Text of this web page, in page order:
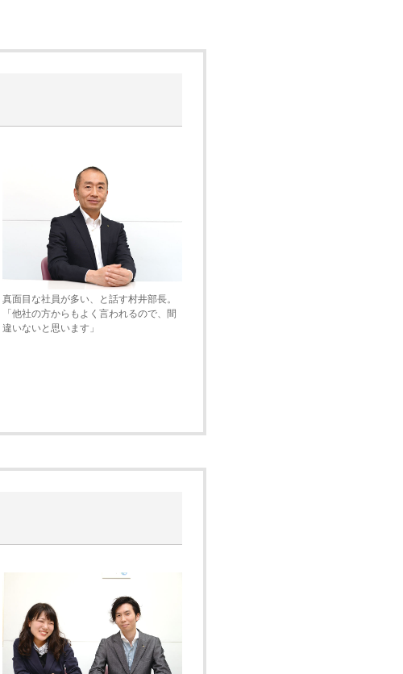
真面目な社員が多い、と話す村井部長。
「他社の方からもよく言われるので、間
違いないと思います」